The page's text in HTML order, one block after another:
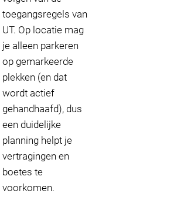
toegangsregels van
UT. Op locatie mag
je alleen parkeren
op gemarkeerde
plekken (en dat
wordt actief
gehandhaafd), dus
een duidelijke
planning helpt je
vertragingen en
boetes te
voorkomen.